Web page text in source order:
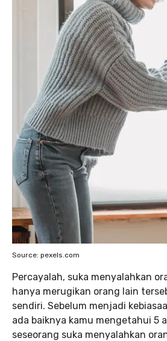
Source: pexels.com
Percayalah, suka menyalahkan
hanya merugikan orang lain
sendiri. Sebelum menjadi
ada baiknya kamu mengetahui 5
seseorang suka menyalahkan